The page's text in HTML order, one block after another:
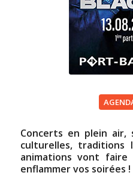
Concerts en plein air,
culturelles, traditions
animations vont
enflammer vos soirées !